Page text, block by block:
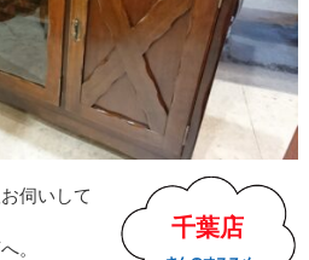
千葉店
伺いして
。